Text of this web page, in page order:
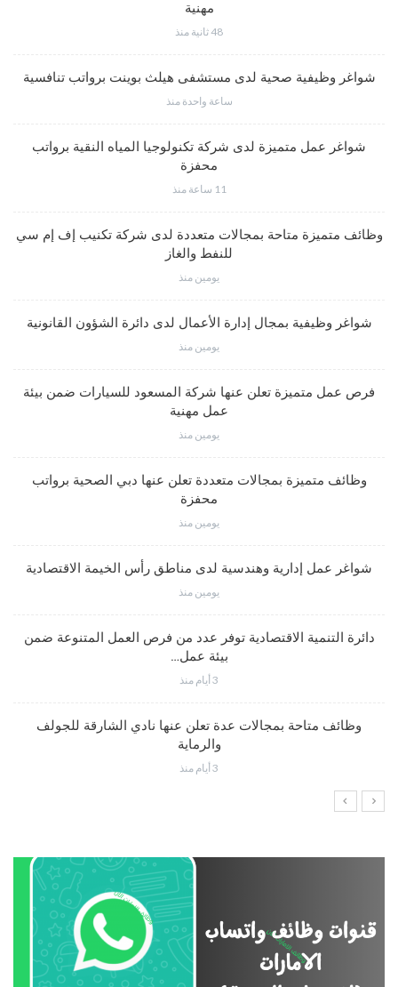
مهنية
48 ثانية منذ
شواغر وظيفية صحية لدى مستشفى هيلث بوينت برواتب تنافسية
ساعة واحدة منذ
شواغر عمل متميزة لدى شركة تكنولوجيا المياه النقية برواتب
محفزة
11 ساعة منذ
وظائف متميزة متاحة بمجالات متعددة لدى شركة تكنيب إف إم سي
للنفط والغاز
يومين منذ
شواغر وظيفية بمجال إدارة الأعمال لدى دائرة الشؤون القانونية
يومين منذ
فرص عمل متميزة تعلن عنها شركة المسعود للسيارات ضمن بيئة
عمل مهنية
يومين منذ
وظائف متميزة بمجالات متعددة تعلن عنها دبي الصحية برواتب
محفزة
يومين منذ
شواغر عمل إدارية وهندسية لدى مناطق رأس الخيمة الاقتصادية
يومين منذ
دائرة التنمية الاقتصادية توفر عدد من فرص العمل المتنوعة ضمن
بيئة عمل…
3 أيام منذ
وظائف متاحة بمجالات عدة تعلن عنها نادي الشارقة للجولف
والرماية
3 أيام منذ